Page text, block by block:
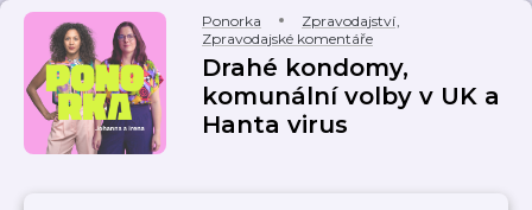
Ponorka Zpravodajství,
Zpravodajské komentáře
Drahé kondomy,
komunální volby v UK a
Hanta virus